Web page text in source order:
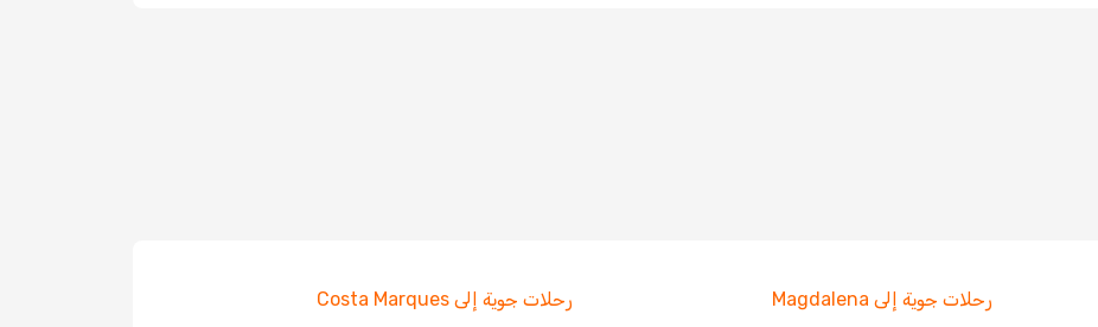
رحلات جوية إلى Magdalena رحلات جوية إلى Costa Marques